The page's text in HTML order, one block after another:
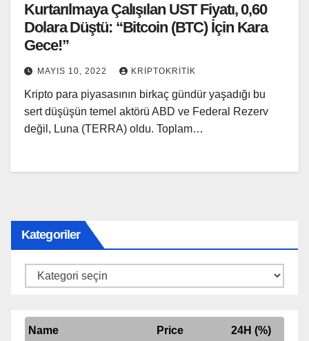
Kurtarılmaya Çalışılan UST Fiyatı, 0,60
Dolara Düştü: “Bitcoin (BTC) İçin Kara
Gece!”
MAYIS 10, 2022 KRIPTOKRITIK
Kripto para piyasasının birkaç gündür yaşadığı bu
sert düşüşün temel aktörü ABD ve Federal Rezerv
değil, Luna (TERRA) oldu. Toplam…
Kategoriler
Kategoriler
Name Price 24H (%)